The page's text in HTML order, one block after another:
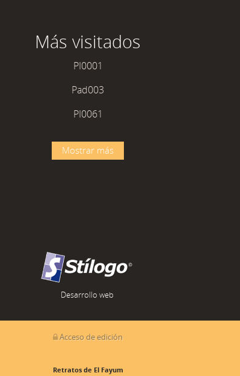
Más visitados
PI0001
Pad003
PI0061
Mostrar más
Desarrollo web
Acceso de edición
Retratos de El Fayum